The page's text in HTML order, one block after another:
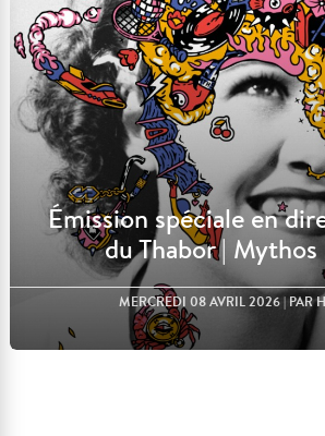
Émission spéciale en
du Thabor |
MERCREDI 08 AVRIL 2026| PAR